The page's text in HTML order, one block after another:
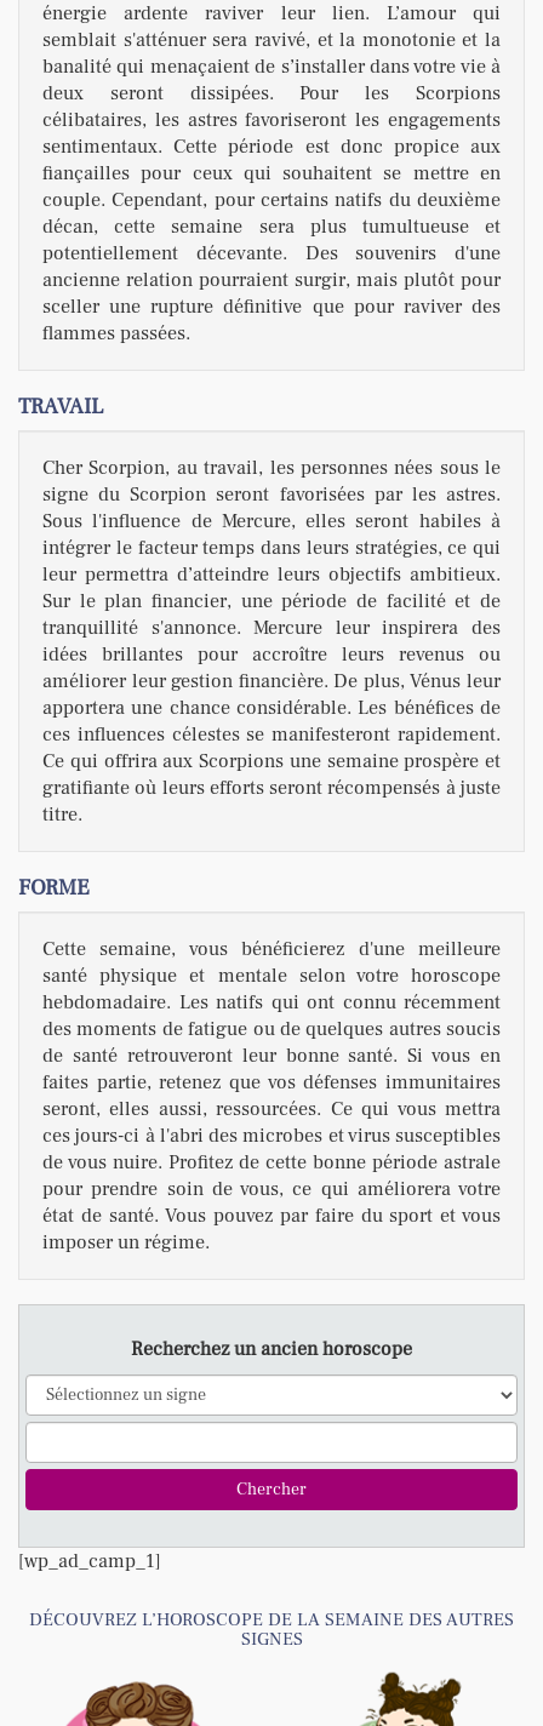
énergie ardente raviver leur lien. L’amour qui
semblait s'atténuer sera ravivé, et la monotonie et la
banalité qui menaçaient de s’installer dans votre vie à
deux seront dissipées. Pour les Scorpions
célibataires, les astres favoriseront les engagements
sentimentaux. Cette période est donc propice aux
fiançailles pour ceux qui souhaitent se mettre en
couple. Cependant, pour certains natifs du deuxième
décan, cette semaine sera plus tumultueuse et
potentiellement décevante. Des souvenirs d'une
ancienne relation pourraient surgir, mais plutôt pour
sceller une rupture définitive que pour raviver des
flammes passées.
TRAVAIL
Cher Scorpion, au travail, les personnes nées sous le
signe du Scorpion seront favorisées par les astres.
Sous l'influence de Mercure, elles seront habiles à
intégrer le facteur temps dans leurs stratégies, ce qui
leur permettra d’atteindre leurs objectifs ambitieux.
Sur le plan financier, une période de facilité et de
tranquillité s'annonce. Mercure leur inspirera des
idées brillantes pour accroître leurs revenus ou
améliorer leur gestion financière. De plus, Vénus leur
apportera une chance considérable. Les bénéfices de
ces influences célestes se manifesteront rapidement.
Ce qui offrira aux Scorpions une semaine prospère et
gratifiante où leurs efforts seront récompensés à juste
titre.
FORME
Cette semaine, vous bénéficierez d'une meilleure
santé physique et mentale selon votre horoscope
hebdomadaire. Les natifs qui ont connu récemment
des moments de fatigue ou de quelques autres soucis
de santé retrouveront leur bonne santé. Si vous en
faites partie, retenez que vos défenses immunitaires
seront, elles aussi, ressourcées. Ce qui vous mettra
ces jours-ci à l'abri des microbes et virus susceptibles
de vous nuire. Profitez de cette bonne période astrale
pour prendre soin de vous, ce qui améliorera votre
état de santé. Vous pouvez par faire du sport et vous
imposer un régime.
Recherchez un ancien horoscope
[wp_ad_camp_1]
DÉCOUVREZ L’HOROSCOPE DE LA SEMAINE DES AUTRES
SIGNES